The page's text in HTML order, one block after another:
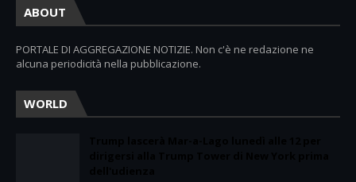
ABOUT
PORTALE DI AGGREGAZIONE NOTIZIE. Non c'è ne redazione ne
alcuna periodicità nella pubblicazione.
WORLD